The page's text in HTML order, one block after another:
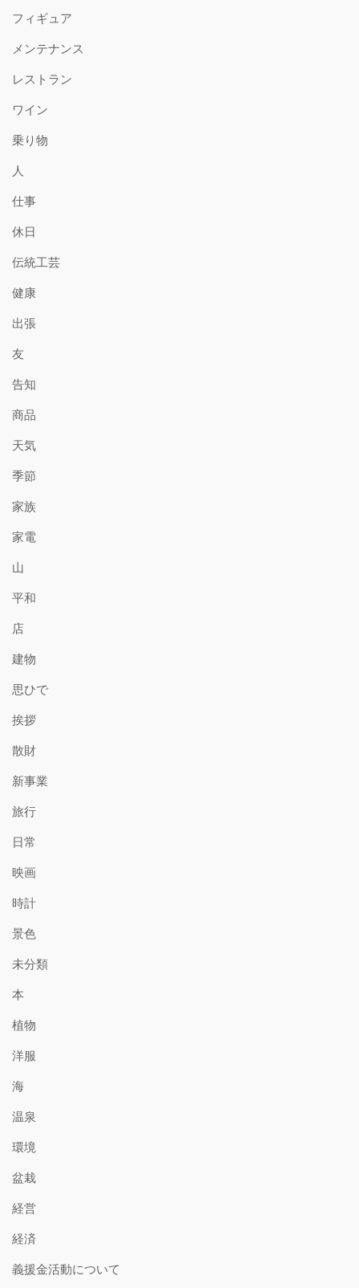
フィギュア
メンテナンス
レストラン
ワイン
乗り物
人
仕事
休日
伝統工芸
健康
出張
友
告知
商品
天気
季節
家族
家電
山
平和
店
建物
思ひで
挨拶
散財
新事業
旅行
日常
映画
時計
景色
未分類
本
植物
洋服
海
温泉
環境
盆栽
経営
経済
義援金活動について